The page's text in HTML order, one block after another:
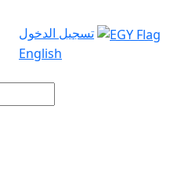
تسجيل الدخول
English